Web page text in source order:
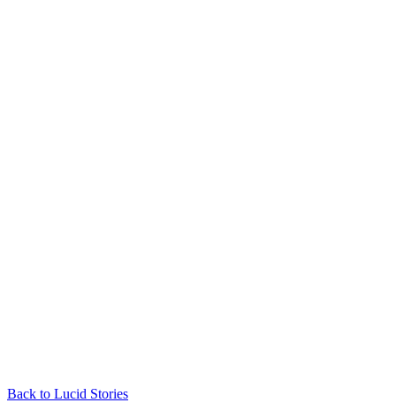
Back to Lucid Stories